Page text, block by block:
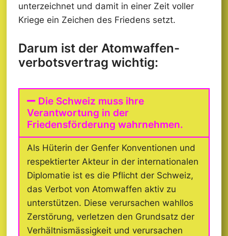
unterzeichnet und damit in einer Zeit voller
Kriege ein Zeichen des Friedens setzt.
Darum ist der Atomwaffen­
verbots­vertrag wichtig:
Die Schweiz muss ihre
Verantwortung in der
Friedensförderung wahrnehmen.
Als Hüterin der Genfer Konventionen und
respektierter Akteur in der internationalen
Diplomatie ist es die Pflicht der Schweiz,
das Verbot von Atomwaffen aktiv zu
unterstützen. Diese verursachen wahllos
Zerstörung, verletzen den Grundsatz der
Verhältnismässigkeit und verursachen